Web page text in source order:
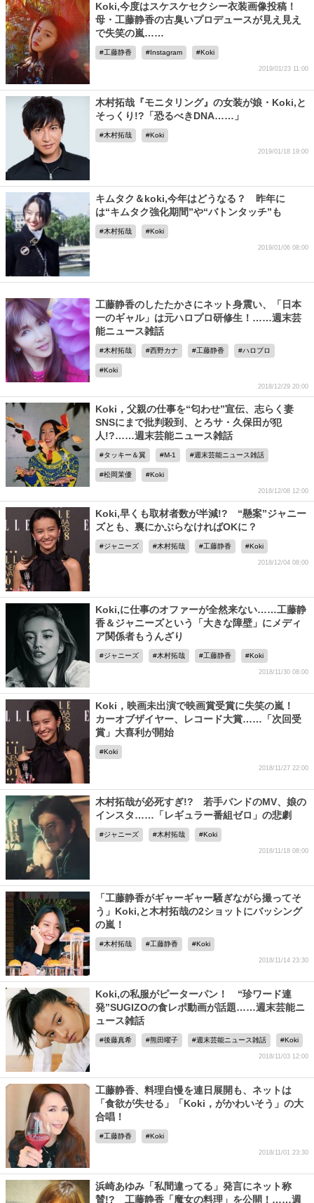
Koki,今度はスケスケセクシー衣装画像投稿！
母・工藤静香の古臭いプロデュースが見え見え
で失笑の嵐……
工藤静香 Instagram Koki
2019/01/23 11:00
木村拓哉『モニタリング』の女装が娘・Koki,と
そっくり!?「恐るべきDNA……」
木村拓哉 Koki
2019/01/18 19:00
キムタク＆koki,今年はどうなる？ 昨年に
は“キムタク強化期間”や“バトンタッチ”も
木村拓哉 Koki
2019/01/06 08:00
工藤静香のしたたかさにネット身震い、「日本
一のギャル」は元ハロプロ研修生！……週末芸
能ニュース雑話
木村拓哉 西野カナ 工藤静香 ハロプロ
Koki
2018/12/29 20:00
Koki，父親の仕事を“匂わせ”宣伝、志らく妻
SNSにまで批判殺到、とろサ・久保田が犯
人!?……週末芸能ニュース雑話
タッキー＆翼 M-1 週末芸能ニュース雑話
松岡茉優 Koki
2018/12/08 12:00
Koki,早くも取材者数が半減!? “懸案”ジャニー
ズとも、裏にかぶらなければOKに？
ジャニーズ 木村拓哉 工藤静香 Koki
2018/12/04 08:00
Koki,に仕事のオファーが全然来ない……工藤静
香＆ジャニーズという「大きな障壁」にメディ
ア関係者もうんざり
ジャニーズ 木村拓哉 工藤静香 Koki
2018/11/30 08:00
Koki，映画未出演で映画賞受賞に失笑の嵐！
カーオブザイヤー、レコード大賞……「次回受
賞」大喜利が開始
Koki
2018/11/27 22:00
木村拓哉が必死すぎ!? 若手バンドのMV、娘の
インスタ……「レギュラー番組ゼロ」の悲劇
ジャニーズ 木村拓哉 Koki
2018/11/18 08:00
「工藤静香がギャーギャー騒ぎながら撮ってそ
う」Koki,と木村拓哉の2ショットにバッシング
の嵐！
木村拓哉 工藤静香 Koki
2018/11/14 23:30
Koki,の私服がピーターパン！ “珍ワード連
発”SUGIZOの食レポ動画が話題……週末芸能ニ
ュース雑話
後藤真希 熊田曜子 週末芸能ニュース雑話 Koki
2018/11/03 12:00
工藤静香、料理自慢を連日展開も、ネットは
「食欲が失せる」「Koki，がかわいそう」の大
合唱！
工藤静香 Koki
2018/11/01 23:30
浜崎あゆみ「私間違ってる」発言にネット称
賛!? 工藤静香「魔女の料理」を公開！……週